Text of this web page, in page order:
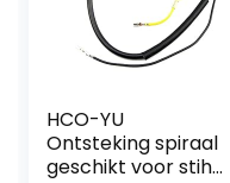
HCO-YU
Ontsteking spiraal
geschikt voor stihl